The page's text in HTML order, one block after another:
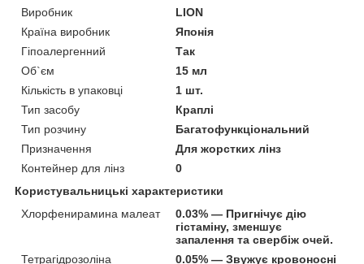
Виробник
LION
Країна виробник
Японія
Гіпоалергенний
Так
Об`єм
15 мл
Кількість в упаковці
1 шт.
Тип засобу
Краплі
Тип розчину
Багатофункціональний
Призначення
Для жорстких лінз
Контейнер для лінз
0
Користувальницькі характеристики
Хлорфенирамина малеат
0.03% — Пригнічує дію
гістаміну, зменшує
запалення та свербіж очей.
Тетрагідрозоліна
0.05% — Звужує кровоносні